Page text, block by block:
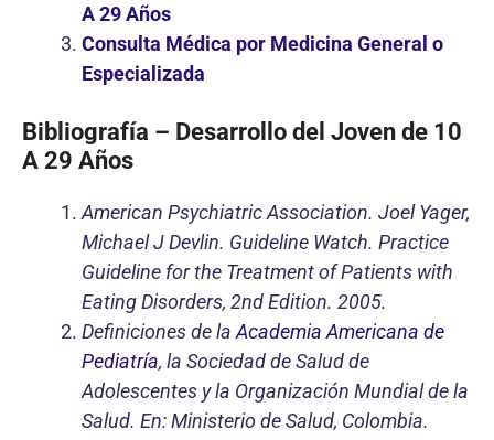
A 29 Años
Consulta Médica por Medicina General o
Especializada
Bibliografía – Desarrollo del Joven de 10
A 29 Años
American Psychiatric Association. Joel Yager,
Michael J Devlin. Guideline Watch. Practice
Guideline for the Treatment of Patients with
Eating Disorders, 2nd Edition. 2005.
Definiciones de la Academia Americana de
Pediatría, la Sociedad de Salud de
Adolescentes y la Organización Mundial de la
Salud. En: Ministerio de Salud, Colombia.